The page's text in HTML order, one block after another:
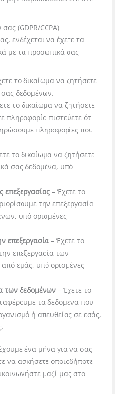
(GDPR/CCPA)
ενδέχεται να έχετε τα
με τα προσωπικά σας
το δικαίωμα να ζητήσετε
δεδομένων.
το δικαίωμα να ζητήσετε
πληροφορία πιστεύετε ότι
πληροφορίες που
το δικαίωμα να ζητήσετε
σας δεδομένα, υπό
επεξεργασίας – Έχετε το
την επεξεργασία
υπό ορισμένες
επεξεργασία – Έχετε το
επεξεργασία των
εμάς, υπό ορισμένες
των δεδομένων – Έχετε το
τα δεδομένα που
ή απευθείας σε εσάς,
ένα μήνα για να σας
να ασκήσετε οποιοδήποτε
μαζί μας στο